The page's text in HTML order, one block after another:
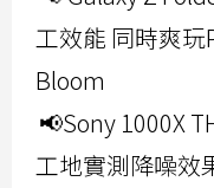
工效能 同時爽
Bloom
📢Sony 1000X
工地實測降噪效